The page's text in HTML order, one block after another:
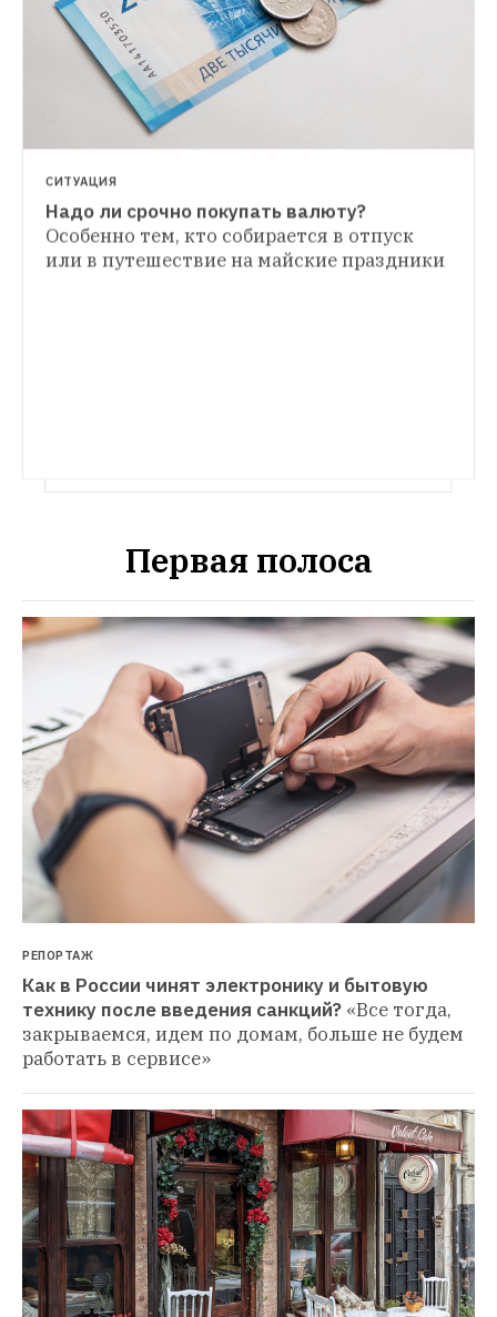
видит в обвале курса рубля рисков для
финансовой стабильности
СИТУАЦИЯ
Надо ли срочно покупать валюту?
Особенно тем, кто собирается в отпуск
или в путешествие на майские праздники
Первая полоса
РЕПОРТАЖ
Как в России чинят электронику и бытовую
технику после введения санкций? «Все тогда,
закрываемся, идем по домам, больше не будем
работать в сервисе»